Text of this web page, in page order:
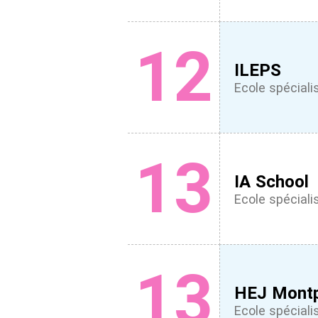
12 ILEPS
Ecole
13 IA School
Ecole
13 HEJ
Ecole